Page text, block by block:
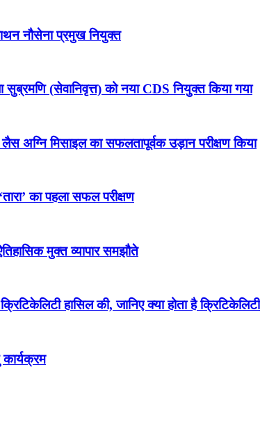
जुलाई 2026
नौसेना प्रमुख नियुक्त
(सेवानिवृत्त) को नया CDS नियुक्त किया गया
अग्नि मिसाइल का सफलतापूर्वक उड़ान परीक्षण किया
का पहला सफल परीक्षण
मुक्त व्यापार समझौते
हासिल की, जानिए क्या होता है क्रिटिकेलिटी
एक बार फिर से चंद्रमा के करीब पहुंचा